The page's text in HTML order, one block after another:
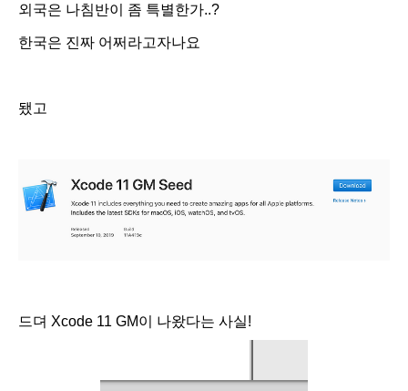
외국은 나침반이 좀 특별한가..?
한국은 진짜 어쩌라고자나요
됐고
드뎌 Xcode 11 GM이 나왔다는 사실!